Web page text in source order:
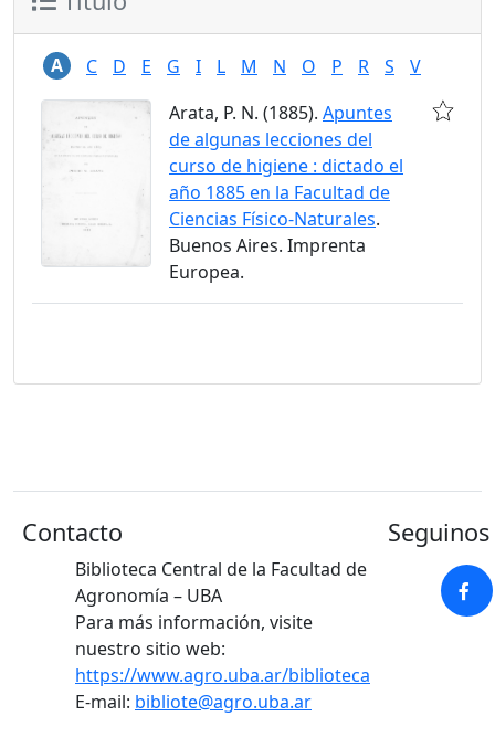
A C D E G I L M N O P R S
V
Arata, P. N. (1885). Apuntes
de algunas lecciones del
curso de higiene : dictado el
año 1885 en la Facultad de
Ciencias Físico-Naturales.
Buenos Aires. Imprenta
Europea.
Contacto
Biblioteca Central de la Facultad de
Agronomía – UBA
Para más información, visite
nuestro sitio web:
https://www.agro.uba.ar/biblioteca
E-mail: bibliote@agro.uba.ar